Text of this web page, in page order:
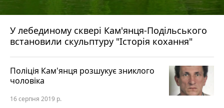
У лебединому сквері Кам'янця-Подільського
встановили скульптуру "Історія кохання"
Поліція Кам'янця розшукує зниклого
чоловіка
16 серпня 2019 р.